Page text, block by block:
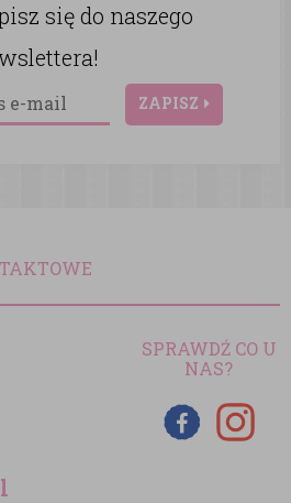
się do naszego
ZAPISZ
SPRAWDŹ CO U
NAS?